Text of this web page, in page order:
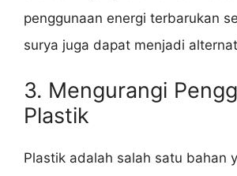
penggunaan energi terbarukan
surya juga dapat menjadi
3. Mengurangi
Plastik
Plastik adalah salah satu bahan